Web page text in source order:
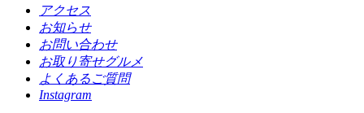
アクセス
お知らせ
お問い合わせ
お取り寄せグルメ
よくあるご質問
Instagram